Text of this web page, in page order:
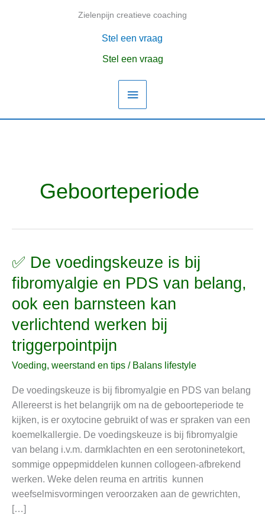
Zielenpijn creatieve coaching
Hoofdmenu
Stel een vraag
Stel een vraag
Geboorteperiode
✅ De voedingskeuze is bij
fibromyalgie en PDS van belang,
ook een barnsteen kan
verlichtend werken bij
triggerpointpijn
Voeding, weerstand en tips / Balans lifestyle
De voedingskeuze is bij fibromyalgie en PDS van belang
Allereerst is het belangrijk om na de geboorteperiode te
kijken, is er oxytocine gebruikt of was er spraken van een
koemelkallergie. De voedingskeuze is bij fibromyalgie
van belang i.v.m. darmklachten en een serotoninetekort,
sommige oppepmiddelen kunnen collogeen-afbrekend
werken. Weke delen reuma en artritis kunnen
weefselmisvormingen veroorzaken aan de gewrichten,
[…]
✅
voedingskeuze
is
fibromyalgie
en
PDS
belang,
ook
een
barnsteen
kan
verlichtend
werken
bij
triggerpointpijn